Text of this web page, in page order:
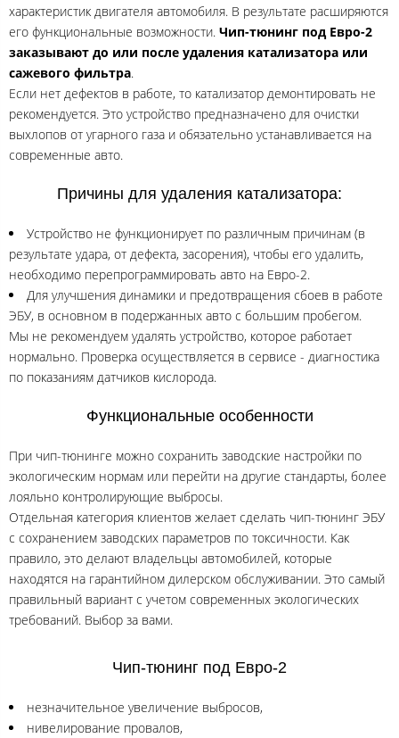
характеристик двигателя автомобиля. В результате расширяются
его функциональные возможности. Чип-тюнинг под Евро-2
заказывают до или после удаления катализатора или
сажевого фильтра.
Если нет дефектов в работе, то катализатор демонтировать не
рекомендуется. Это устройство предназначено для очистки
выхлопов от угарного газа и обязательно устанавливается на
современные авто.
Причины для удаления катализатора:
Устройство не функционирует по различным причинам (в
результате удара, от дефекта, засорения), чтобы его удалить,
необходимо перепрограммировать авто на Евро-2.
Для улучшения динамики и предотвращения сбоев в работе
ЭБУ, в основном в подержанных авто с большим пробегом.
Мы не рекомендуем удалять устройство, которое работает
нормально. Проверка осуществляется в сервисе - диагностика
по показаниям датчиков кислорода.
Функциональные особенности
При чип-тюнинге можно сохранить заводские настройки по
экологическим нормам или перейти на другие стандарты, более
лояльно контролирующие выбросы.
Отдельная категория клиентов желает сделать чип-тюнинг ЭБУ
с сохранением заводских параметров по токсичности. Как
правило, это делают владельцы автомобилей, которые
находятся на гарантийном дилерском обслуживании. Это самый
правильный вариант с учетом современных экологических
требований. Выбор за вами.
Чип-тюнинг под Евро-2
незначительное увеличение выбросов,
нивелирование провалов,